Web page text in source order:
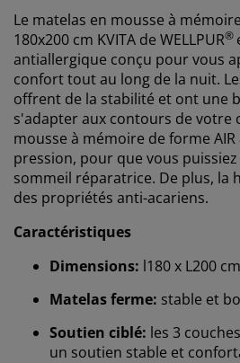
Le matelas en mousse à
180x200 cm KVITA de WELLPUR®
antiallergique conçu pour vous
confort tout au long de la nuit.
offrent de la stabilité et ont une
s'adapter aux contours de votre
mousse à mémoire de forme
pression, pour que vous
sommeil réparatrice. De plus, la
des propriétés anti-acariens.
Caractéristiques
Dimensions: l180 x L200
Matelas ferme: stable et
Soutien ciblé: les 3
un soutien stable et